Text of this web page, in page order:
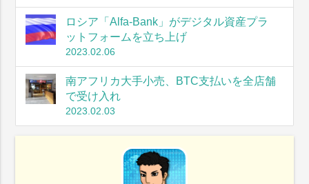
ロシア「Alfa-Bank」がデジタル資産プラ
ットフォームを立ち上げ
2023.02.06
南アフリカ大手小売、BTC支払いを全店舗
で受け入れ
2023.02.03